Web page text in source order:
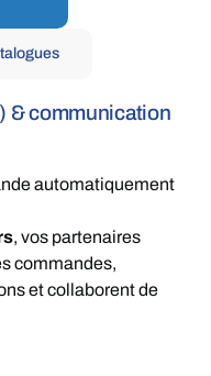
& communication
automatiquement
, vos partenaires
commandes,
et collaborent de